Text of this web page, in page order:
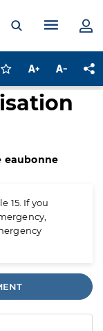
Ouvrir laMenu
Connectez-vous
Augmenter la
eaubonne
15. If you